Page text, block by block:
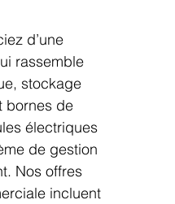
d’une
rassemble
stockage
bornes de
électriques
de gestion
Nos offres
incluent